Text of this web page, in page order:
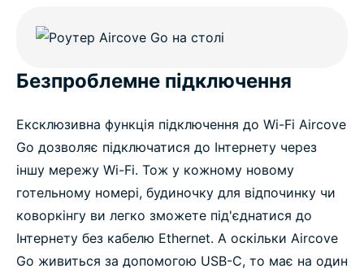
Безпроблемне підключення
Ексклюзивна функція підключення до Wi-Fi Aircove
Go дозволяє підключатися до Інтернету через
іншу мережу Wi-Fi. Тож у кожному новому
готельному номері, будиночку для відпочинку чи
коворкінгу ви легко зможете під'єднатися до
Інтернету без кабелю Ethernet. А оскільки Aircove
Go живиться за допомогою USB-C, то має на один